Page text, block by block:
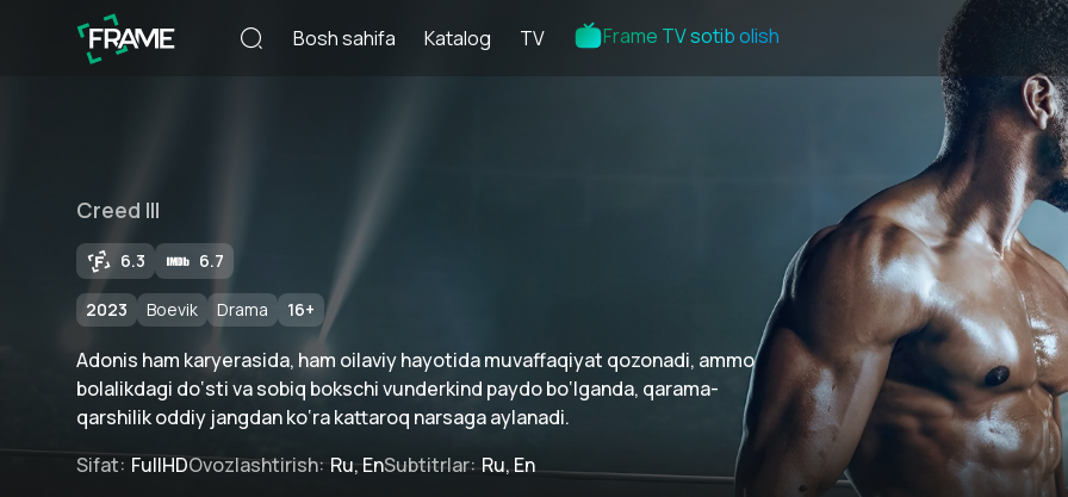
Bosh sahifa Katalog TV Frame TV sotib olish
Creed III
6.3 6.7
2023 Boevik Drama 16+
Adonis ham karyerasida, ham oilaviy hayotida muvaffaqiyat qozonadi, ammo
bolalikdagi do‘sti va sobiq bokschi vunderkind paydo bo‘lganda, qarama-
qarshilik oddiy jangdan ko‘ra kattaroq narsaga aylanadi.
Sifat: FullHDOvozlashtirish: Ru, EnSubtitrlar: Ru, En